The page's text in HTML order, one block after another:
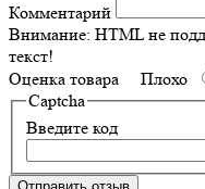
Комментарий
Внимание: HTML не
текст!
Оценка товара Плохо
Captcha
Введите код